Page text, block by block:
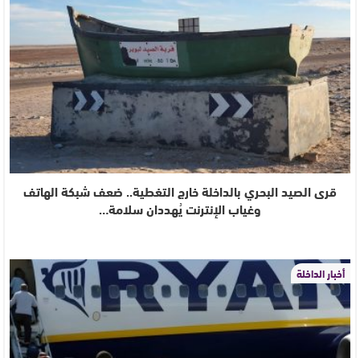
قرى الصيد البحري بالداخلة خارج التغطية.. ضعف شبكة الهاتف
وغياب الإنترنت يُهددان سلامة…
أخبار الداخلة